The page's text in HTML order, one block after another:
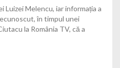
Luizei Melencu, iar informația a
în timpul unei
la România TV, că a